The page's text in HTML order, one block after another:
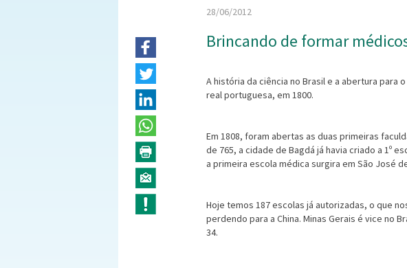
28/06/2012
Brincando de formar
A história da ciência no Brasil e a abertura para
real portuguesa, em 1800.
Em 1808, foram abertas as duas primeiras
de 765, a cidade de Bagdá já havia criado a 1º
a pri­meira escola médica surgira em São José
Hoje temos 187 escolas já autorizadas, o que
perdendo para a China. Minas Gerais é vice no
34.